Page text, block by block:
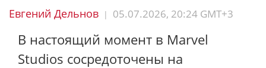
Евгений Дельнов | 05.07.2026, 20:24 GMT+3
В настоящий момент в Marvel
Studios сосредоточены на